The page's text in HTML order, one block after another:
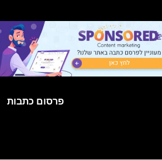
פרסום כתבות